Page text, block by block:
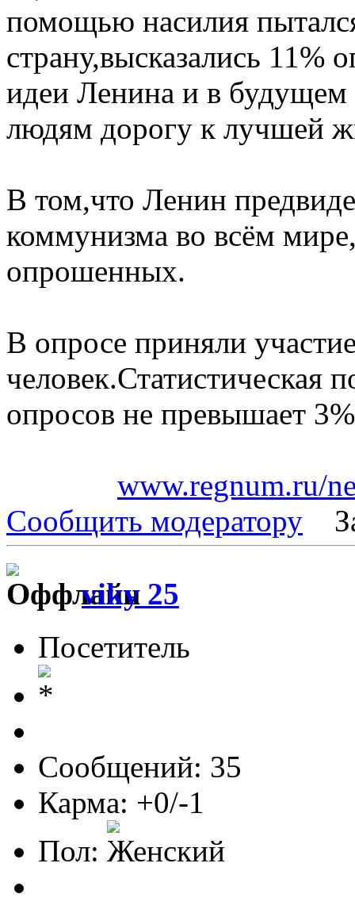
помощью насилия
страну,высказались 11%
идеи Ленина и в будущем
людям дорогу к лучшей
В том,что Ленин
коммунизма во всём
опрошенных.
В опросе приняли
человек.Статистическая
опросов не превышает
www.regnum.ru/
Сообщить модератору
viky 25
Посетитель
Сообщений: 35
Карма: +0/-1
Пол: